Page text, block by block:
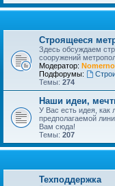
Строящееся
Здесь обсуждаем
сооружений
Модератор:
Подфорумы:
Темы: 274
Наши идеи,
У Вас есть идея, как
предполагаемой
Вам сюда!
Темы: 207
Техподдержка